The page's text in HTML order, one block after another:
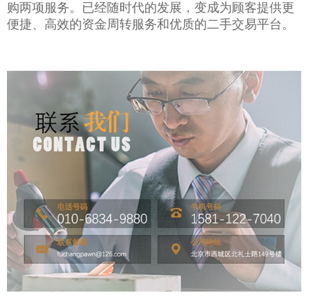
购两项服务。已经随时代的发展，变成为顾客提供更
便捷、高效的资金周转服务和优质的二手交易平台。